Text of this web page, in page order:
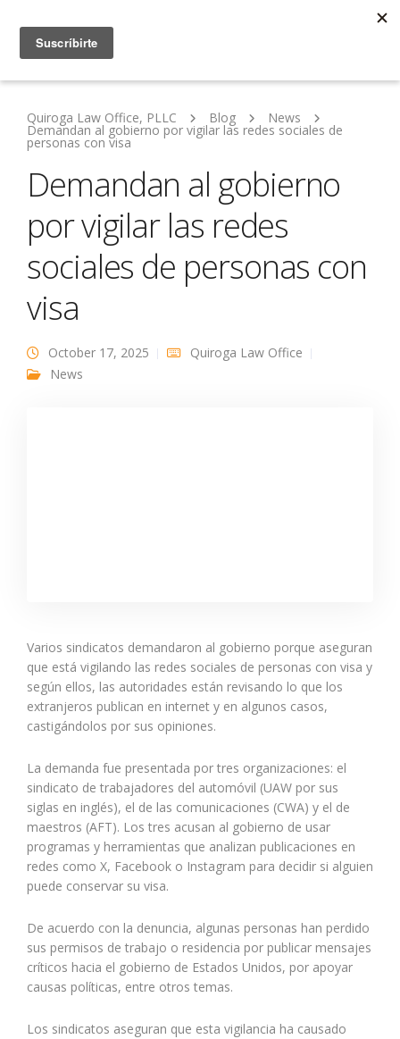
Quiroga Law Office, PLLC Blog News
Demandan al gobierno por vigilar las redes sociales de
personas con visa
Demandan al gobierno
por vigilar las redes
sociales de personas con
visa
October 17, 2025
Quiroga Law Office
News
Varios sindicatos demandaron al gobierno porque aseguran
que está vigilando las redes sociales de personas con visa y
según ellos, las autoridades están revisando lo que los
extranjeros publican en internet y en algunos casos,
castigándolos por sus opiniones.
La demanda fue presentada por tres organizaciones: el
sindicato de trabajadores del automóvil (UAW por sus
siglas en inglés), el de las comunicaciones (CWA) y el de
maestros (AFT). Los tres acusan al gobierno de usar
programas y herramientas que analizan publicaciones en
redes como X, Facebook o Instagram para decidir si alguien
puede conservar su visa.
De acuerdo con la denuncia, algunas personas han perdido
sus permisos de trabajo o residencia por publicar mensajes
críticos hacia el gobierno de Estados Unidos, por apoyar
causas políticas, entre otros temas.
Los sindicatos aseguran que esta vigilancia ha causado